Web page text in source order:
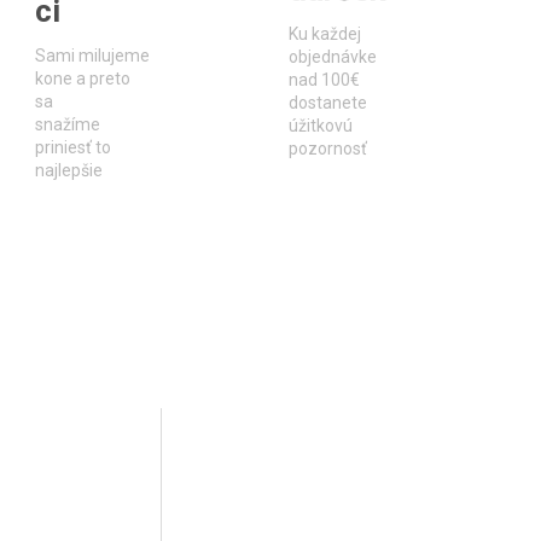
ci
Sami milujeme
kone a preto
sa
snažíme
priniesť to
najlepšie
Ku každej
objednávke
nad 100€
dostanete
úžitkovú
pozornosť